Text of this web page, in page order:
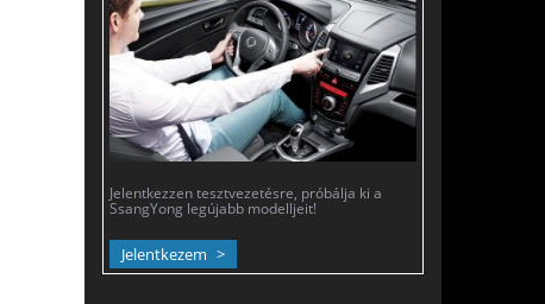
Jelentkezzen tesztvezetésre, próbálja ki a
SsangYong legújabb modelljeit!
Jelentkezem